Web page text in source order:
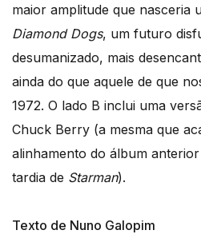
maior amplitude que nasceria
Diamond Dogs, um futuro
desumanizado, mais
ainda do que aquele de que
1972. O lado B inclui uma
Chuck Berry (a mesma que
alinhamento do álbum
tardia de Starman).
Texto de Nuno Galopim